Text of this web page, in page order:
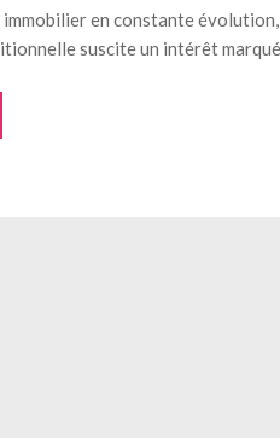
immobilier en constante
suscite un intérêt